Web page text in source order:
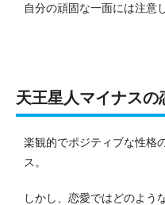
自分の頑固な一面には注意
天王星人マイナスの
楽観的でポジティブな性格
ス。
しかし、恋愛ではどのよう